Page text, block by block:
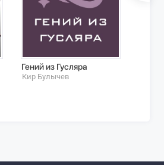
Гений из Гусляра
Кир Булычев